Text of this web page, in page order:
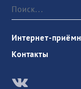
Интернет-
Контакты